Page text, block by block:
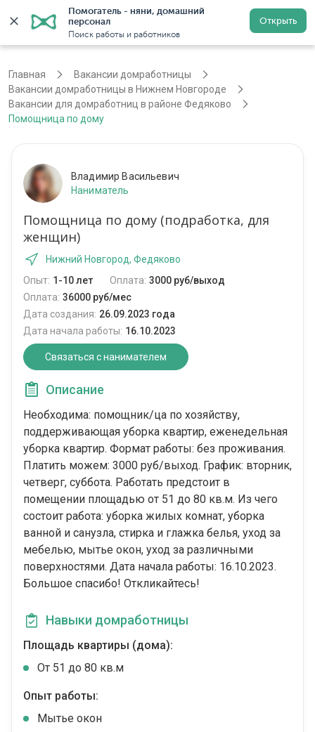
Помогатель - няни, домашний
персонал
Поиск работы и работников
Открыть
Нижний Новгород Регистрация
Главная
Вакансии домработницы
Вакансии домработницы в Нижнем Новгороде
Вакансии для домработниц в районе Федяково
Помощница по дому
Владимир Васильевич
Наниматель
Помощница по дому (подработка, для
женщин)
Нижний Новгород, Федяково
Опыт: 1-10 лет Оплата: 3000 руб/выход
Оплата: 36000 руб/мес
Дата создания: 26.09.2023 года
Дата начала работы: 16.10.2023
Связаться с нанимателем
Описание
Необходима: помощник/ца по хозяйству,
поддерживающая уборка квартир, еженедельная
уборка квартир. Формат работы: без проживания.
Платить можем: 3000 руб/выход. График: вторник,
четверг, суббота. Работать предстоит в
помещении площадью от 51 до 80 кв.м. Из чего
состоит работа: уборка жилых комнат, уборка
ванной и санузла, стирка и глажка белья, уход за
мебелью, мытье окон, уход за различными
поверхностями. Дата начала работы: 16.10.2023.
Большое спасибо! Откликайтесь!
Навыки домработницы
Площадь квартиры (дома):
От 51 до 80 кв.м
Опыт работы:
Мытье окон